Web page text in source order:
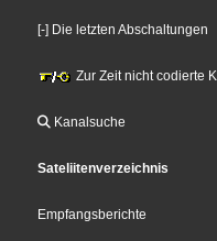
[-] Die letzten Abschaltungen
Zur Zeit nicht codierte
Kanalsuche
Sateliitenverzeichnis
Empfangsberichte